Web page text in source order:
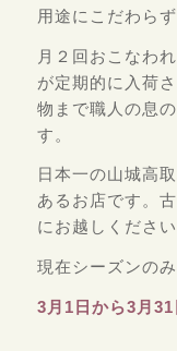
用途にこだわら
月２回おこなわ
が定期的に入荷
物まで職人の息
す。
日本一の山城高
あるお店です。
にお越しください
現在シーズンの
3月1日から3月